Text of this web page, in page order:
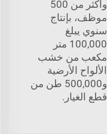
وأكثر من 500
موظف، بإنتاج
سنوي يبلغ
100,000 متر
مكعب من خشب
الألواح الأرضية
و500,000 طن من
قطع الغيار.